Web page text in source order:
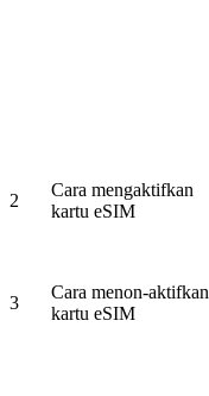
2
Cara mengaktifkan
kartu eSIM
3
Cara menon-aktifkan
kartu eSIM